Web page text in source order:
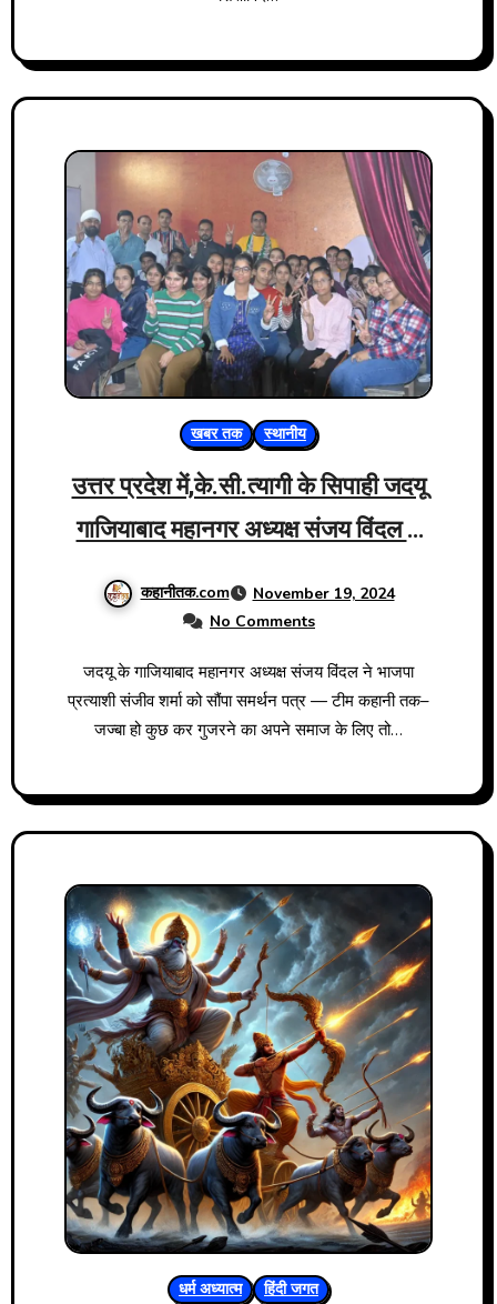
खबर तक स्थानीय
उत्तर प्रदेश में,के.सी.त्यागी के सिपाही जदयू
गाजियाबाद महानगर अध्यक्ष संजय विंदल ने
भाजपा प्रत्याशी संजीव शर्मा के समर्थन में
झोंकी ताकत मांगे वोट
कहानीतक.com
November 19, 2024
No Comments
जदयू के गाजियाबाद महानगर अध्यक्ष संजय विंदल ने भाजपा
प्रत्याशी संजीव शर्मा को सौंपा समर्थन पत्र — टीम कहानी तक–
जज्बा हो कुछ कर गुजरने का अपने समाज के लिए तो…
धर्म अध्यात्म हिंदी जगत